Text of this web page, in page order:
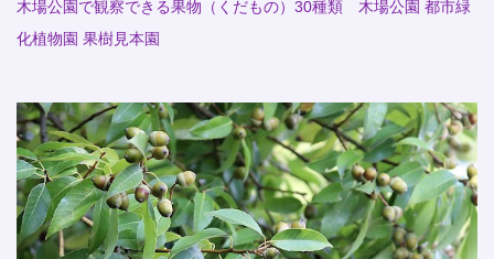
木場公園で観察できる果物（くだもの）30種類 木場公園 都市緑
化植物園 果樹見本園